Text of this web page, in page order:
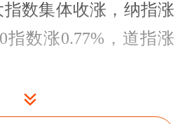
数集体收涨，纳指涨
指数涨0.77%，道指涨